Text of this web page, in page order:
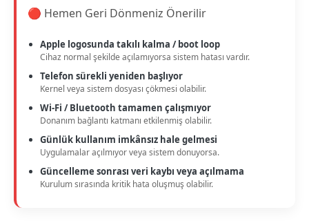
🔴 Hemen Geri Dönmeniz Önerilir
Apple logosunda takılı kalma / boot loop
Cihaz normal şekilde açılamıyorsa sistem hatası vardır.
Telefon sürekli yeniden başlıyor
Kernel veya sistem dosyası çökmesi olabilir.
Wi-Fi / Bluetooth tamamen çalışmıyor
Donanım bağlantı katmanı etkilenmiş olabilir.
Günlük kullanım imkânsız hale gelmesi
Uygulamalar açılmıyor veya sistem donuyorsa.
Güncelleme sonrası veri kaybı veya açılmama
Kurulum sırasında kritik hata oluşmuş olabilir.